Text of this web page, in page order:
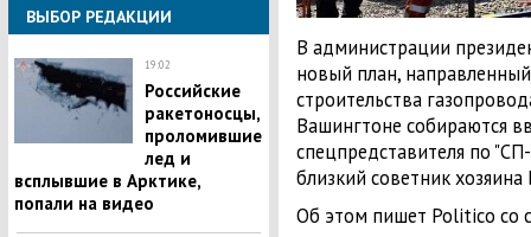
ВЫБОР РЕДАКЦИИ
19:02
Российские
ракетоносцы,
проломившие
лед и
всплывшие в Арктике,
попали на видео
В администрации
новый план,
строительства
Вашингтоне собираются
спецпредставителя по
близкий советник
Об этом пишет Politico со